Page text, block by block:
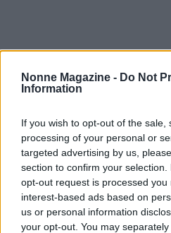
Nonne Magazine - Do Not
Information
If you wish to opt-out of the
processing of your personal or
targeted advertising by us,
section to confirm your
opt-out request is processed you
interest-based ads based on
us or personal information
your opt-out. You may
Continua a leggere
RICETTE DELLA NONNA